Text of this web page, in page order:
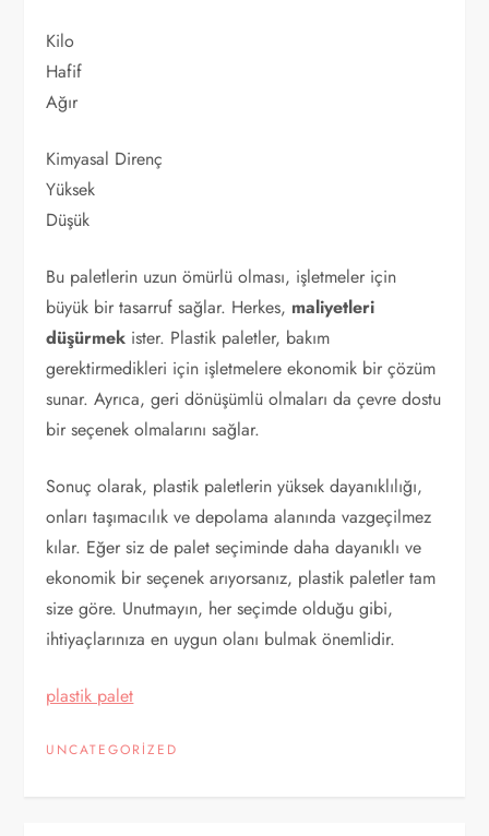
Kilo
Hafif
Ağır
Kimyasal Direnç
Yüksek
Düşük
Bu paletlerin uzun ömürlü olması, işletmeler için
büyük bir tasarruf sağlar. Herkes, maliyetleri
düşürmek ister. Plastik paletler, bakım
gerektirmedikleri için işletmelere ekonomik bir çözüm
sunar. Ayrıca, geri dönüşümlü olmaları da çevre dostu
bir seçenek olmalarını sağlar.
Sonuç olarak, plastik paletlerin yüksek dayanıklılığı,
onları taşımacılık ve depolama alanında vazgeçilmez
kılar. Eğer siz de palet seçiminde daha dayanıklı ve
ekonomik bir seçenek arıyorsanız, plastik paletler tam
size göre. Unutmayın, her seçimde olduğu gibi,
ihtiyaçlarınıza en uygun olanı bulmak önemlidir.
plastik palet
UNCATEGORIZED